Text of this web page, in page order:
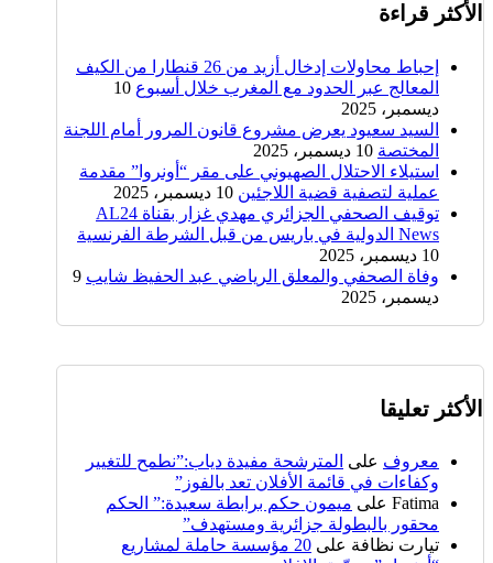
الأكثر قراءة
إحباط محاولات إدخال أزيد من 26 قنطارا من الكيف
المعالج عبر الحدود مع المغرب خلال أسبوع 10
ديسمبر، 2025
السيد سعيود يعرض مشروع قانون المرور أمام اللجنة
المختصة 10 ديسمبر، 2025
استيلاء الاحتلال الصهيوني على مقر “أونروا” مقدمة
عملية لتصفية قضية اللاجئين 10 ديسمبر، 2025
توقيف الصحفي الجزائري مهدي غزار بقناة AL24
News الدولية في باريس من قبل الشرطة الفرنسية
10 ديسمبر، 2025
وفاة الصحفي والمعلق الرياضي عبد الحفيظ شايب 9
ديسمبر، 2025
الأكثر تعليقا
معروف على المترشحة مفيدة دياب:”نطمح للتغيير
وكفاءات في قائمة الأفلان تعد بالفوز”
Fatima على ميمون حكم برابطة سعيدة:” الحكم
محقور بالبطولة جزائرية ومستهدف”
تيارت نظافة على
20 مؤسسة حاملة لمشاريع